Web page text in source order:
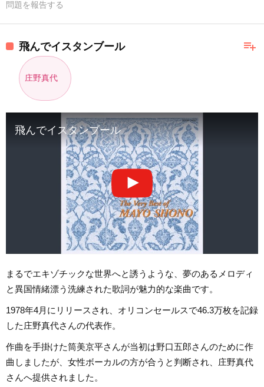
問題を報告する
playlist_add
飛んでイスタンブール
庄野真代
飛んでイスタンブール
まるでエキゾチックな世界へと誘うような、夢のあるメロディ
と異国情緒漂う洗練された歌詞が魅力的な楽曲です。
1978年4月にリリースされ、オリコンセールスで46.3万枚を記録
した庄野真代さんの代表作。
作曲を手掛けた筒美京平さんが当初は野口五郎さんのために作
曲しましたが、女性ボーカルの方が合うと判断され、庄野真代
さんへ提供されました。